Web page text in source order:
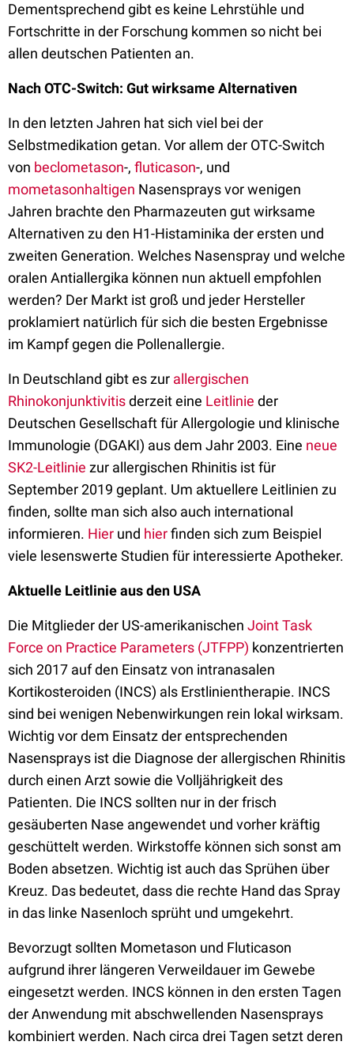
Dementsprechend gibt es keine Lehrstühle und
Fortschritte in der Forschung kommen so nicht bei
allen deutschen Patienten an.
Nach OTC-Switch: Gut wirksame Alternativen
In den letzten Jahren hat sich viel bei der
Selbstmedikation getan. Vor allem der OTC-Switch
von beclometason-, fluticason-, und
mometasonhaltigen Nasensprays vor wenigen
Jahren brachte den Pharmazeuten gut wirksame
Alternativen zu den H1-Histaminika der ersten und
zweiten Generation. Welches Nasenspray und welche
oralen Antiallergika können nun aktuell empfohlen
werden? Der Markt ist groß und jeder Hersteller
proklamiert natürlich für sich die besten Ergebnisse
im Kampf gegen die Pollenallergie.
In Deutschland gibt eszur allergischen
Rhinokonjunktivitisderzeit eine Leitlinie der
Deutschen Gesellschaft für Allergologie und klinische
Immunologie (DGAKI) aus dem Jahr 2003. Eine neue
SK2-Leitlinie zur allergischen Rhinitis ist für
September 2019 geplant. Um aktuellere Leitlinien zu
finden, sollte man sich also auch international
informieren. Hier und hierfinden sich zum Beispiel
viele lesenswerte Studien für interessierte Apotheker.
Aktuelle Leitlinie aus den USA
Die Mitglieder der US-amerikanischen Joint Task
Force on Practice Parameters (JTFPP) konzentrierten
sich 2017 auf den Einsatz von intranasalen
Kortikosteroiden (INCS) als Erstlinientherapie. INCS
sind bei wenigen Nebenwirkungen rein lokal wirksam.
Wichtig vor dem Einsatz der entsprechenden
Nasensprays ist die Diagnose der allergischen Rhinitis
durch einen Arzt sowie die Volljährigkeit des
Patienten. Die INCS sollten nur in der frisch
gesäuberten Nase angewendet und vorher kräftig
geschüttelt werden. Wirkstoffe können sich sonst am
Boden absetzen. Wichtig ist auch dasSprühen über
Kreuz. Das bedeutet, dass die rechte Hand das Spray
in das linke Nasenloch sprüht und umgekehrt.
Bevorzugt sollten Mometason und Fluticason
aufgrund ihrer längeren Verweildauer im Gewebe
eingesetzt werden. INCS können in den ersten Tagen
der Anwendung mit abschwellenden Nasensprays
kombiniert werden. Nach circa drei Tagen setzt deren